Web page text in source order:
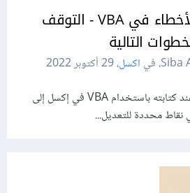
اكتشاف وتتبع الأخطاء في VBA - التوقف
التالية
اكسل،29 أكتوبر 2022
يحتاج تدقيق البرنامج عند كتابته باستخدام VBA في إكسل إلى
نقاط محددة للتعديل...